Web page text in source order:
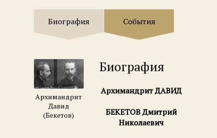
Биография События
Архимандрит
Давид
(Бекетов)
Биография
Архимандрит ДАВИД
БЕКЕТОВ Дмитрий
Николаевич